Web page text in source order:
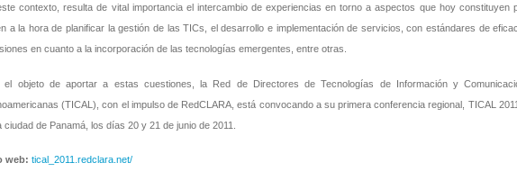
contexto, resulta de vital importancia el intercambio de experiencias en torno a aspectos que hoy constituyen
a la hora de planificar la gestión de las TICs, el desarrollo e implementación de servicios, con estándares de
en cuanto a la incorporación de las tecnologías emergentes, entre otras.
el objeto de aportar a estas cuestiones, la Red de Directores de Tecnologías de Información y
(TICAL), con el impulso de RedCLARA, está convocando a su primera conferencia regional, TICAL
ciudad de Panamá, los días 20 y 21 de junio de 2011.
web: tical_2011.redclara.net/